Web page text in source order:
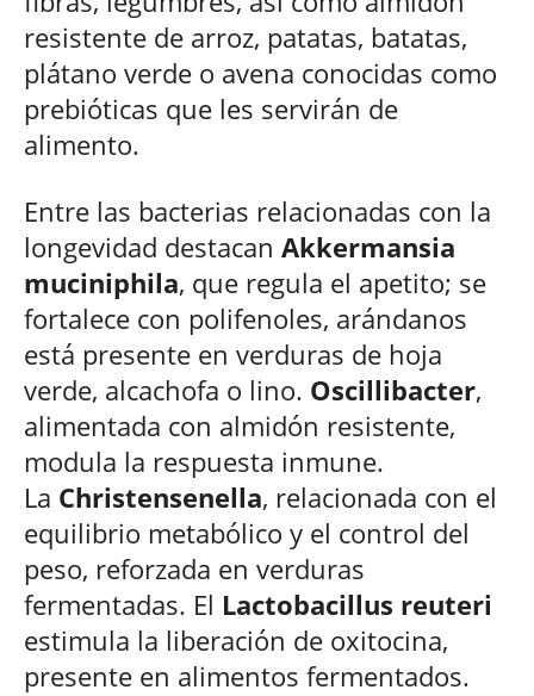
resistente de arroz, patatas, batatas,
plátano verde o avena conocidas como
prebióticas que les servirán de
alimento.
Entre las bacterias relacionadas con la
longevidad destacan Akkermansia
muciniphila, que regula el apetito; se
fortalece con polifenoles, arándanos
está presente en verduras de hoja
verde, alcachofa o lino. Oscillibacter,
alimentada con almidón resistente,
modula la respuesta inmune.
La Christensenella, relacionada con el
equilibrio metabólico y el control del
peso, reforzada en verduras
fermentadas. El Lactobacillus reuteri
estimula la liberación de oxitocina,
presente en alimentos fermentados.